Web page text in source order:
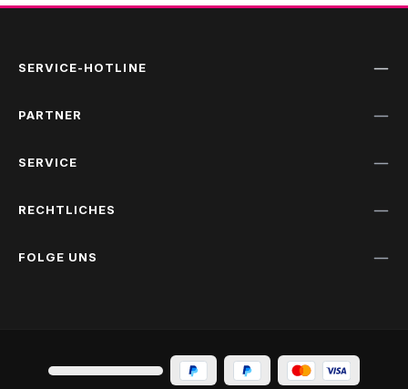
SERVICE-HOTLINE
PARTNER
SERVICE
RECHTLICHES
FOLGE UNS